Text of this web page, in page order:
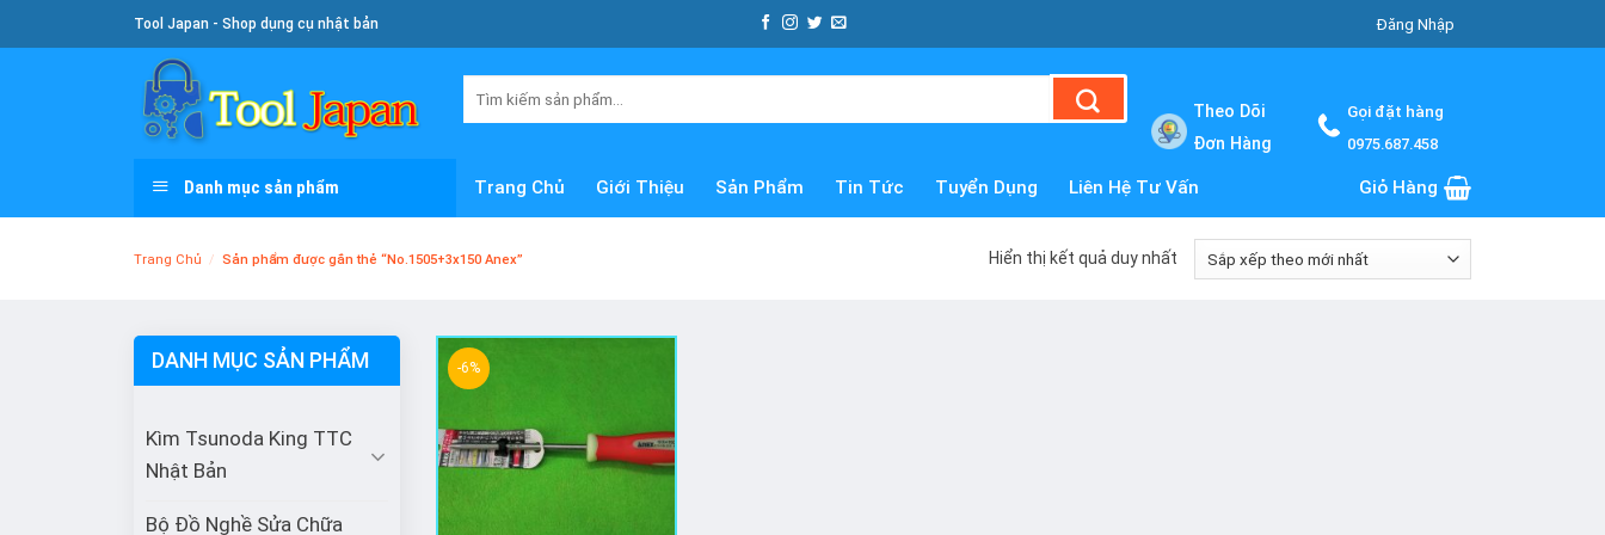
To
Tool Japan - Shop dụng cụ nhật bản Đăng Nhập
Theo Dõi
Đơn Hàng
Gọi đặt hàng
0975.687.458
Danh mục sản phẩm Trang Chủ Giới Thiệu Sản Phẩm Tin Tức Tuyển Dụng Liên Hệ Tư Vấn Giỏ Hàng
Trang Chủ / Sản phẩm được gắn thẻ “No.1505+3x150 Anex” Hiển thị kết quả duy nhất
DANH MỤC SẢN PHẨM
Kìm Tsunoda King TTC
Nhật Bản
Bộ Đồ Nghề Sửa Chữa
-6%